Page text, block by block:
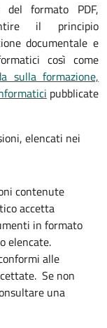
formato PDF,
il principio
documentale e
così come
sulla formazione,
pubblicate
elencati nei
contenute
accetta
in formato
elencate.
alle
Se non
una